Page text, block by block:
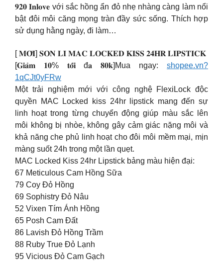
𝟗𝟐𝟎 𝐈𝐧𝐥𝐨𝐯𝐞 với sắc hồng ẩn đỏ nhẹ nhàng càng làm nổi
bật đôi môi căng mọng tràn đầy sức sống. Thích hợp
sử dụng hằng ngày, đi làm…
[ 𝐌𝐎̛́𝐈] 𝐒𝐎𝐍 𝐋𝐈̀ 𝐌𝐀𝐂 𝐋𝐎𝐂𝐊𝐄𝐃 𝐊𝐈𝐒𝐒 𝟐𝟒𝐇𝐑 𝐋𝐈𝐏𝐒𝐓𝐈𝐂𝐊
[𝐆𝐢𝐚̉𝐦 𝟏𝟎% 𝐭𝐨̂́𝐢 đ𝐚 𝟖𝟎𝐤]Mua ngay: shopee.vn?
1qCJt0yFRw
Một trải nghiệm mới với công nghệ FlexiLock độc
quyền MAC Locked kiss 24hr lipstick mang đến sự
linh hoạt trong từng chuyển động giúp màu sắc lên
môi không bị nhòe, không gây cảm giác nặng môi và
khả năng che phủ linh hoạt cho đôi môi mềm mại, mịn
màng suốt 24h trong một lần quẹt.
MAC Locked Kiss 24hr Lipstick bảng màu hiện đại:
67 Meticulous Cam Hồng Sữa
79 Coy Đỏ Hồng
69 Sophistry Đỏ Nâu
52 Vixen Tím Ánh Hồng
65 Posh Cam Đất
86 Lavish Đỏ Hồng Trầm
88 Ruby True Đỏ Lạnh
95 Vicious Đỏ Cam Gạch